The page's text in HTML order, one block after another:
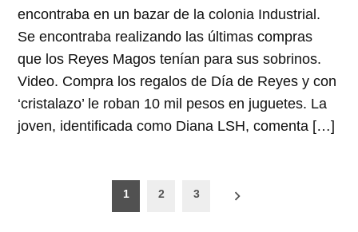
encontraba en un bazar de la colonia Industrial.
Se encontraba realizando las últimas compras
que los Reyes Magos tenían para sus sobrinos.
Video. Compra los regalos de Día de Reyes y con
‘cristalazo’ le roban 10 mil pesos en juguetes. La
joven, identificada como Diana LSH, comenta […]
1 2 3